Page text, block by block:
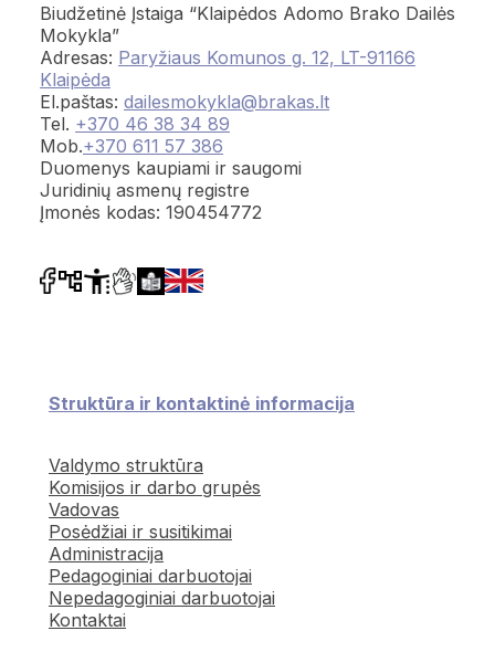
Biudžetinė Įstaiga “Klaipėdos Adomo Brako Dailės
Mokykla”
Adresas: Paryžiaus Komunos g. 12, LT-91166
Klaipėda
El.paštas: dailesmokykla@brakas.lt
Tel. +370 46 38 34 89
Mob.+370 611 57 386
Duomenys kaupiami ir saugomi
Juridinių asmenų registre
Įmonės kodas: 190454772
Struktūra ir kontaktinė informacija
Valdymo struktūra
Komisijos ir darbo grupės
Vadovas
Posėdžiai ir susitikimai
Administracija
Pedagoginiai darbuotojai
Nepedagoginiai darbuotojai
Kontaktai